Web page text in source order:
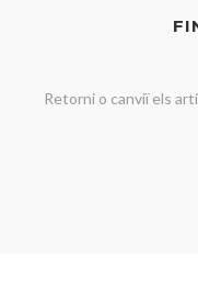
Retorni o canviï els